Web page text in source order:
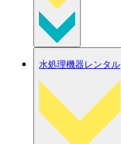
水処理機器レンタル